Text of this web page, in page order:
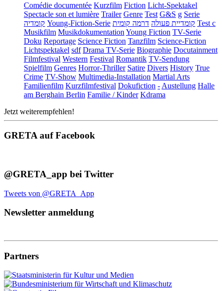
Comédie documentée Kurzfilm Fiction Licht-Spektakel
Spectacle son et lumière Trailer Genre Test G&S g Serie
קומדיה Young-Fiction-Serie קומדיית פעולה דרמה קומית
Test c
Musikfilm Musikdokumentation Young Fiction TV-Serie
Doku Reportage Science Fiction Tanzfilm Science-Fiction
Lichtspektakel sdf Drama TV-Serie Biographie Docutainment
Filmfestival Western Festival Romantik TV-Sendung
Spielfilm Genres Horror-Thriller Satire Divers History True
Crime TV-Show Multimedia-Installation Martial Arts
Familienfilm Kurzfilmfestival Dokufiction - Austellung Halle
am Berghain Berlin Familie / Kinder Kdrama
Jetzt weiterempfehlen!
GRETA auf Facebook
@GRETA_app bei Twitter
Tweets von @GRETA_App
Newsletter anmeldung
Partners